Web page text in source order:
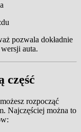
pozwala dokładnie
auta.
część
rozpocząć
Najczęściej można to